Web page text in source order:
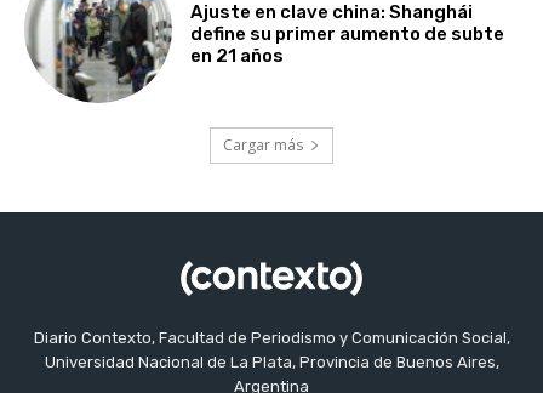
Ajuste en clave china: Shanghái
define su primer aumento de subte
en 21 años
Cargar más
Diario Contexto, Facultad de Periodismo y Comunicación Social,
Universidad Nacional de La Plata, Provincia de Buenos Aires,
Argentina